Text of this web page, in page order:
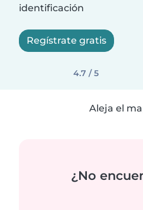
identificación
Regístrate gratis
4.7 / 5
Aleja el
¿No